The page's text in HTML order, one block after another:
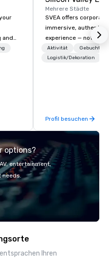
and
the
Mehrere Städte
SVEA offers
immersive, authentic
experience — not a
transformation. We
facilitate custom
offsites. Whether
think like a Silicon
world's fastest-
or walk away with a
innovation playbook,
the Valley. Ideal for
seniority, and
Aktivität
Gebuchte
Logistik/Dekoration
Profil besuchen
options?
entertainment,
needs.
Ihren